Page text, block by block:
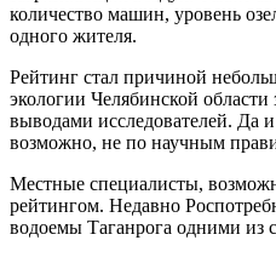
количество машин, уровень
одного жителя.
Рейтинг стал причиной
экологии Челябинской области
выводами исследователей. Да
возможно, не по научным
Местные специалисты,
рейтингом. Недавно
водоемы Таганрога одними из